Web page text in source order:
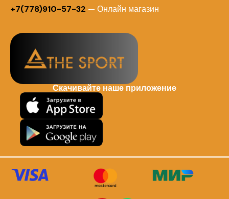
+7(778)910-57-32 — Онлайн магазин
Скачивайте наше приложение